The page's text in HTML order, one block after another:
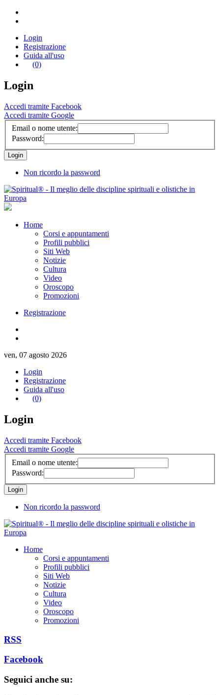
Login
Registrazione
Guida all'uso
(0)
Login
Accedi tramite Facebook
Accedi tramite Google
Email o nome utente:
Password:
Non ricordo la password
Home
Corsi e appuntamenti
Profili pubblici
Siti Web
Notizie
Cultura
Video
Oroscopo
Promozioni
Registrazione
ven, 07 agosto 2026
Login
Registrazione
Guida all'uso
(0)
Login
Accedi tramite Facebook
Accedi tramite Google
Email o nome utente:
Password:
Non ricordo la password
Home
Corsi e appuntamenti
Profili pubblici
Siti Web
Notizie
Cultura
Video
Oroscopo
Promozioni
RSS
Facebook
Seguici anche su: